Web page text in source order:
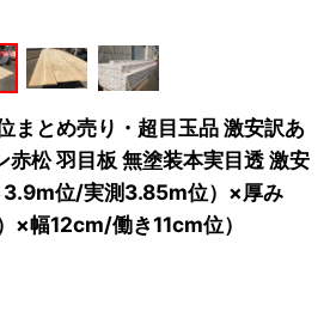
とめ売り・超目玉品 激安訳あ
赤松 羽目板 無塗装本実目透 激安
3.9m位/実測3.85m位）×厚み
×幅12cm/働き11cm位）